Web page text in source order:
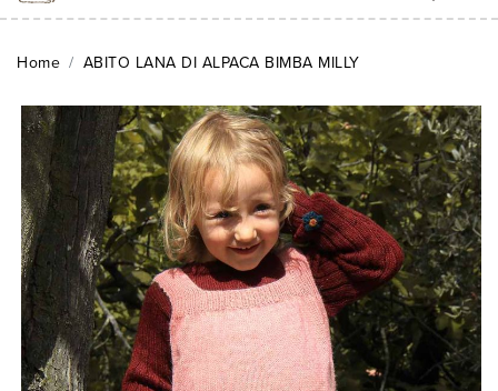
Home ABITO LANA DI ALPACA BIMBA MILLY